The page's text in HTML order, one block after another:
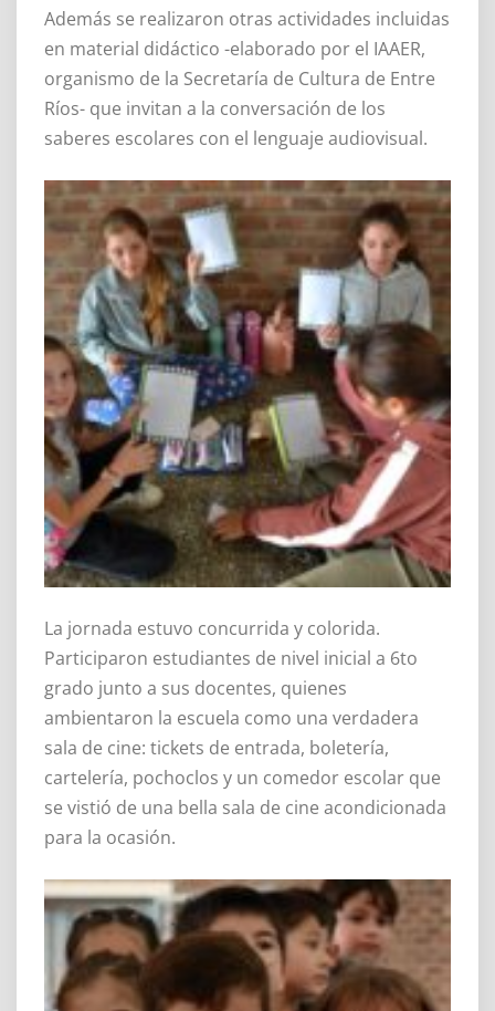
Además se realizaron otras actividades incluidas
en material didáctico -elaborado por el IAAER,
organismo de la Secretaría de Cultura de Entre
Ríos- que invitan a la conversación de los
saberes escolares con el lenguaje audiovisual.
La jornada estuvo concurrida y colorida.
Participaron estudiantes de nivel inicial a 6to
grado junto a sus docentes, quienes
ambientaron la escuela como una verdadera
sala de cine: tickets de entrada, boletería,
cartelería, pochoclos y un comedor escolar que
se vistió de una bella sala de cine acondicionada
para la ocasión.